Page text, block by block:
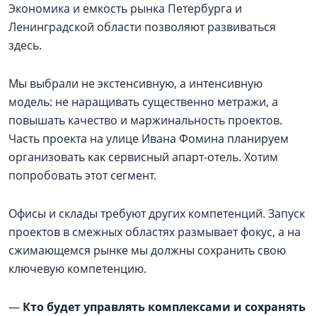
Экономика и емкость рынка Петербурга и
Ленинградской области позволяют развиваться
здесь.
Мы выбрали не экстенсивную, а интенсивную
модель: не наращивать существенно метражи, а
повышать качество и маржинальность проектов.
Часть проекта на улице Ивана Фомина планируем
организовать как сервисный апарт-отель. Хотим
попробовать этот сегмент.
Офисы и склады требуют других компетенций. Запуск
проектов в смежных областях размывает фокус, а на
сжимающемся рынке мы должны сохранить свою
ключевую компетенцию.
— Кто будет управлять комплексами и сохранять